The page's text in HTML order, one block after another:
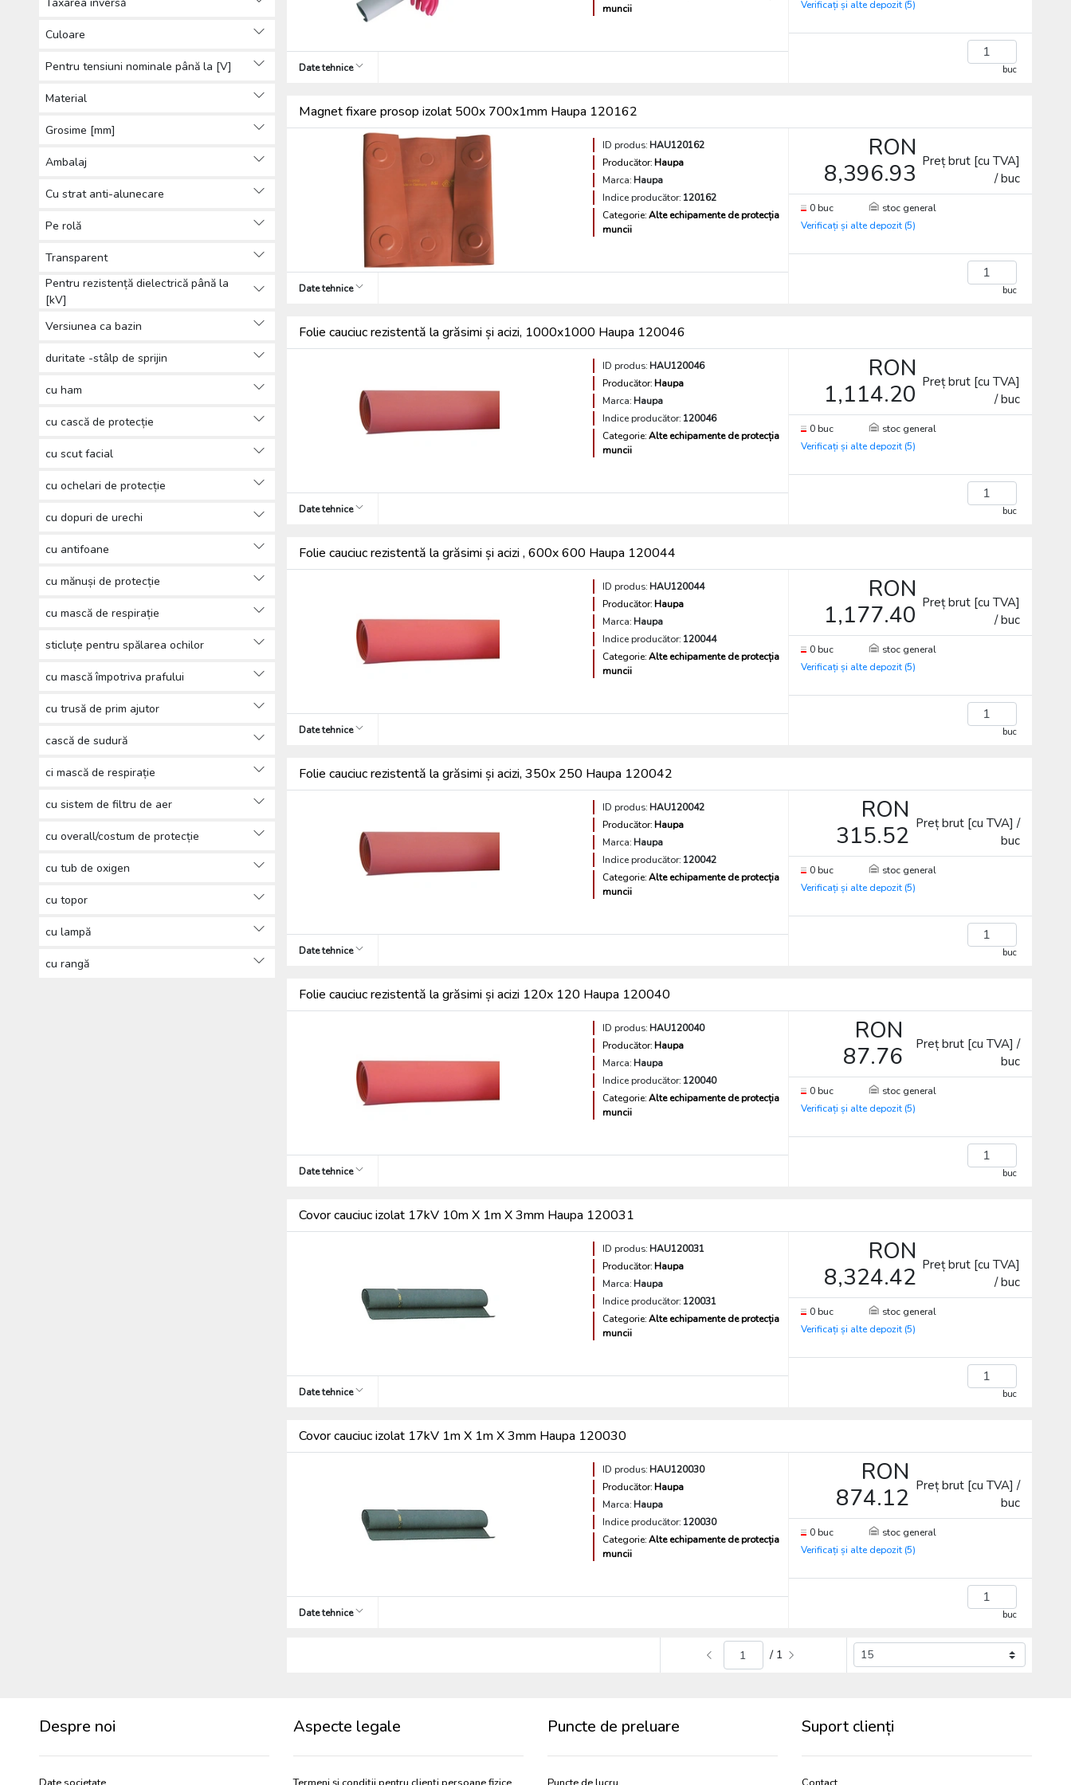
Culoare
Pentru tensiuni nominale până la [V]
Material
Grosime [mm]
Ambalaj
Cu strat anti-alunecare
Pe rolă
Transparent
Pentru rezistență dielectrică până la
[kV]
Versiunea ca bazin
duritate -stâlp de sprijin
cu ham
cu cască de protecție
cu scut facial
cu ochelari de protecție
cu dopuri de urechi
cu antifoane
cu mănuși de protecție
cu mască de respirație
sticluțe pentru spălarea ochilor
cu mască împotriva prafului
cu trusă de prim ajutor
cască de sudură
ci mască de respirație
cu sistem de filtru de aer
cu overall/costum de protecție
cu tub de oxigen
cu topor
cu lampă
cu rangă
muncii
Date tehnice
Verificați și alte depozit (5)
buc
Magnet fixare prosop izolat 500x 700x1mm Haupa 120162
ID produs: HAU120162
Producător: Haupa
Marca: Haupa
Indice producător: 120162
Categorie: Alte echipamente de protecția
muncii
Date tehnice
RON
8,396.93 Preț brut [cu TVA]
/ buc
0 buc
stoc general
Verificați și alte depozit (5)
buc
Folie cauciuc rezistentă la grăsimi și acizi, 1000x1000 Haupa 120046
ID produs: HAU120046
Producător: Haupa
Marca: Haupa
Indice producător: 120046
Categorie: Alte echipamente de protecția
muncii
Date tehnice
RON
1,114.20 Preț brut [cu TVA]
/ buc
0 buc
stoc general
Verificați și alte depozit (5)
buc
Folie cauciuc rezistentă la grăsimi și acizi , 600x 600 Haupa 120044
ID produs: HAU120044
Producător: Haupa
Marca: Haupa
Indice producător: 120044
Categorie: Alte echipamente de protecția
muncii
Date tehnice
RON
1,177.40 Preț brut [cu TVA]
/ buc
0 buc
stoc general
Verificați și alte depozit (5)
buc
Folie cauciuc rezistentă la grăsimi și acizi, 350x 250 Haupa 120042
ID produs: HAU120042
Producător: Haupa
Marca: Haupa
Indice producător: 120042
Categorie: Alte echipamente de protecția
muncii
Date tehnice
RON
315.52 Preț brut [cu TVA] /
buc
0 buc
stoc general
Verificați și alte depozit (5)
buc
Folie cauciuc rezistentă la grăsimi și acizi 120x 120 Haupa 120040
ID produs: HAU120040
Producător: Haupa
Marca: Haupa
Indice producător: 120040
Categorie: Alte echipamente de protecția
muncii
Date tehnice
RON
87.76
Preț brut [cu TVA] /
buc
0 buc
stoc general
Verificați și alte depozit (5)
buc
Covor cauciuc izolat 17kV 10m X 1m X 3mm Haupa 120031
ID produs: HAU120031
Producător: Haupa
Marca: Haupa
Indice producător: 120031
Categorie: Alte echipamente de protecția
muncii
Date tehnice
RON
8,324.42 Preț brut [cu TVA]
/ buc
0 buc
stoc general
Verificați și alte depozit (5)
buc
Covor cauciuc izolat 17kV 1m X 1m X 3mm Haupa 120030
ID produs: HAU120030
Producător: Haupa
Marca: Haupa
Indice producător: 120030
Categorie: Alte echipamente de protecția
muncii
Date tehnice
RON
874.12 Preț brut [cu TVA] /
buc
0 buc
stoc general
Verificați și alte depozit (5)
buc
/ 1
Despre noi Aspecte legale Puncte de preluare Suport clienți